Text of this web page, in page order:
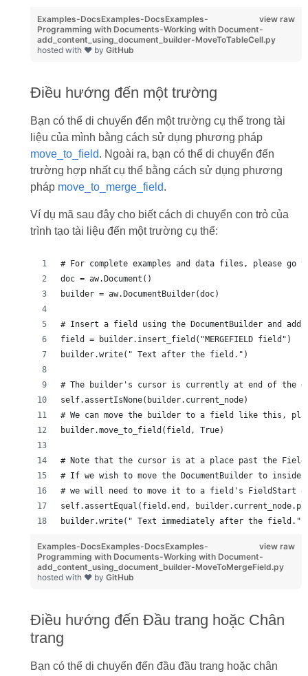
view raw
Examples-DocsExamples-DocsExamples-
Programming with Documents-Working with Document-
add_content_using_document_builder-MoveToTableCell.py
hosted with ❤ by GitHub
Điều hướng đến một trường
Bạn có thể di chuyển đến một trường cụ thể trong tài
liệu của mình bằng cách sử dụng phương pháp
move_to_field. Ngoài ra, bạn có thể di chuyển đến
trường hợp nhất cụ thể bằng cách sử dụng phương
pháp move_to_merge_field.
Ví dụ mã sau đây cho biết cách di chuyển con trỏ của
trình tạo tài liệu đến một trường cụ thể:
# For complete examples and data files, please go
doc = aw.Document()
builder = aw.DocumentBuilder(doc)
# Insert a field using the DocumentBuilder and
field = builder.insert_field("MERGEFIELD field")
builder.write(" Text after the field.")
# The builder's cursor is currently at end of the
self.assertIsNone(builder.current_node)
# We can move the builder to a field like this,
builder.move_to_field(field, True)
# Note that the cursor is at a place past the
# If we wish to move the DocumentBuilder to
# we will need to move it to a field's FieldStart or
self.assertEqual(field.end,
builder.write(" Text immediately after the field.")
view raw
Examples-DocsExamples-DocsExamples-
Programming with Documents-Working with Document-
add_content_using_document_builder-MoveToMergeField.py
hosted with ❤ by GitHub
Điều hướng đến Đầu trang hoặc Chân
trang
Bạn có thể di chuyển đến đầu đầu trang hoặc chân